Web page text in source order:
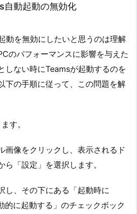
動起動の無効化
動を無効にしたいと思うのは理解
のパフォーマンスに影響を与えた
しない時にTeamsが起動するのを
下の手順に従って、この問題を解
す。
画像をクリックし、表示されるド
ら「設定」を選択します。
し、その下にある「起動時に
に起動する」のチェックボック